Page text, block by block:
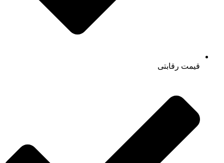
قیمت رقابتی